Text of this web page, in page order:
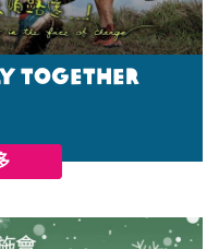
TOGETHER